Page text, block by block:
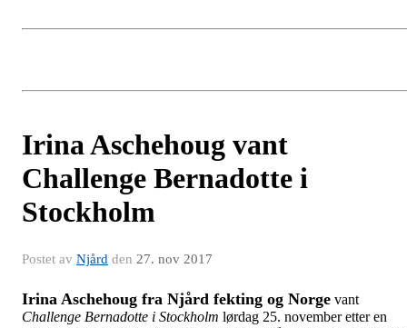
Irina Aschehoug vant
Challenge Bernadotte i
Stockholm
Postet av Njård den 27. nov 2017
Irina Aschehoug fra Njård fekting og Norge vant
Challenge Bernadotte i Stockholm lørdag 25. november etter en